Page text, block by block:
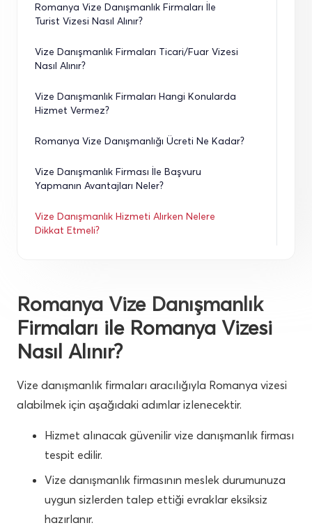
Romanya Vize Danışmanlık Firmaları İle
Turist Vizesi Nasıl Alınır?
Vize Danışmanlık Firmaları Ticari/Fuar Vizesi
Nasıl Alınır?
Vize Danışmanlık Firmaları Hangi Konularda
Hizmet Vermez?
Romanya Vize Danışmanlığı Ücreti Ne Kadar?
Vize Danışmanlık Firması İle Başvuru
Yapmanın Avantajları Neler?
Vize Danışmanlık Hizmeti Alırken Nelere
Dikkat Etmeli?
Romanya Vize Danışmanlık
Firmaları ile Romanya Vizesi
Nasıl Alınır?
Vize danışmanlık firmaları aracılığıyla Romanya vizesi
alabilmek için aşağıdaki adımlar izlenecektir.
Hizmet alınacak güvenilir vize danışmanlık firması
tespit edilir.
Vize danışmanlık firmasının meslek durumunuza
uygun sizlerden talep ettiği evraklar eksiksiz
hazırlanır.